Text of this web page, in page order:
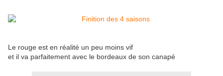
Le rouge est en réalité un peu moins vif
et il va parfaitement avec le bordeaux de son canapé